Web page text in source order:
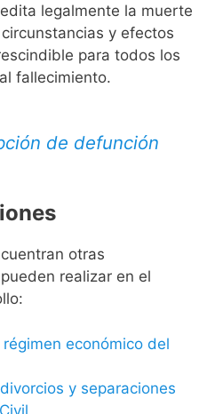
legalmente la muerte
y efectos
para todos los
fallecimiento.
de defunción
otras
realizar en el
económico del
y separaciones